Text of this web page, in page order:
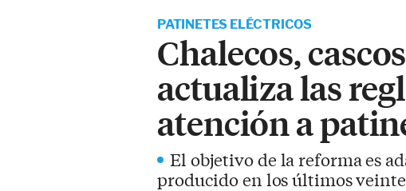
PATINETES ELÉCTRICOS
Chalecos,
actualiza las
atención a
El objetivo de la reforma es
producido en los últimos